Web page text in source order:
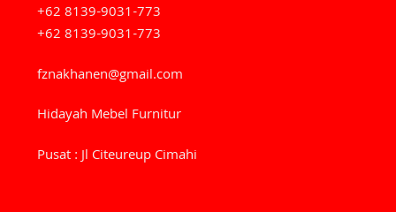
+62 8139-9031-773
+62 8139-9031-773
fznakhanen@gmail.com
Hidayah Mebel Furnitur
Pusat : Jl Citeureup Cimahi